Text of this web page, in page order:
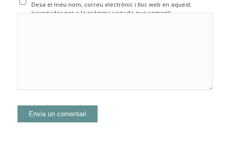
Desa el meu nom, correu electrònic i lloc web en aquest
navegador per a la pròxima vegada que comenti.